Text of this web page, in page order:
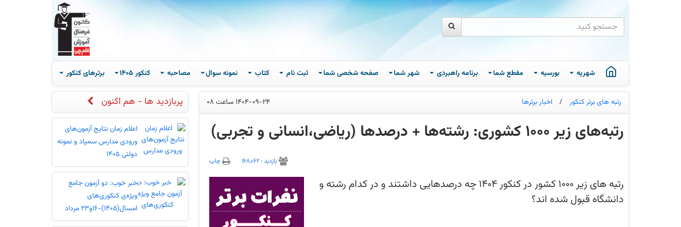
شهریه بورسیه مقطع شما برنامه راهبردی شهر شما صفحه شخصی شما ثبت نام کتاب نمونه سوال مصاحبه کنکور 1405 برترهای کنکور
رتبه های برتر کنکور / اخبار برترها 1404-09-24 ساعت 08
رتبه‌های زیر 1000 کشوری: رشته‌ها + درصدها (ریاضی،انسانی و تجربی)
در
کنکور
1404
چه
بازديد : 168,062 چاپ
رتبه های زیر 1000 کشور در کنکور 1404 چه درصدهایی داشتند و در کدام رشته و
دانشگاه قبول شده اند؟
پربازدید ها - هم اکنون
اعلام زمان نتایج آزمون‌های
ورودی مدارس سمپاد و نمونه
دولتی 1405
خبر خوب: دو آزمون جامع
ویژه‌ی کنکوری‌های
امسال(1405)-16و23 مرداد